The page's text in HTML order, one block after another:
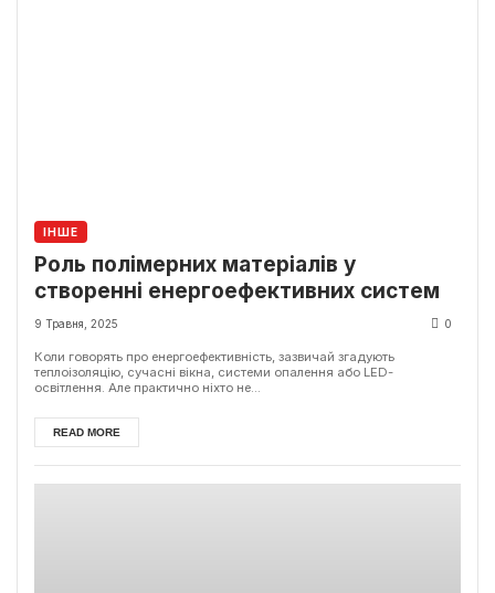
ІНШЕ
Роль полімерних матеріалів у
створенні енергоефективних систем
9 Травня, 2025 0
Коли говорять про енергоефективність, зазвичай згадують
теплоізоляцію, сучасні вікна, системи опалення або LED-
освітлення. Але практично ніхто не...
READ MORE